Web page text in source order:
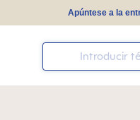
Apúntese a la